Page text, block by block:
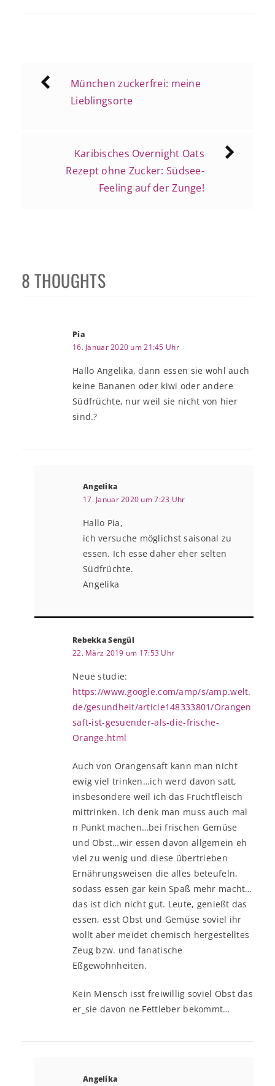
Beitragsnavigation
München zuckerfrei: meine
Lieblingsorte
Karibisches Overnight Oats
Rezept ohne Zucker: Südsee-
Feeling auf der Zunge!
8 THOUGHTS
Pia
16. Januar 2020 um 21:45 Uhr
Hallo Angelika, dann essen sie wohl auch
keine Bananen oder kiwi oder andere
Südfrüchte, nur weil sie nicht von hier
sind.?
Angelika
17. Januar 2020 um 7:23 Uhr
Hallo Pia,
ich versuche möglichst saisonal zu
essen. Ich esse daher eher selten
Südfrüchte.
Angelika
Rebekka Sengül
22. März 2019 um 17:53 Uhr
Neue studie:
https://www.google.com/amp/s/amp.welt.
de/gesundheit/article148333801/Orangen
saft-ist-gesuender-als-die-frische-
Orange.html
Auch von Orangensaft kann man nicht
ewig viel trinken…ich werd davon satt,
insbesondere weil ich das Fruchtfleisch
mittrinken. Ich denk man muss auch mal
n Punkt machen…bei frischen Gemüse
und Obst…wir essen davon allgemein eh
viel zu wenig und diese übertrieben
Ernährungsweisen die alles beteufeln,
sodass essen gar kein Spaß mehr macht…
das ist dich nicht gut. Leute, genießt das
essen, esst Obst und Gemüse soviel ihr
wollt aber meidet chemisch hergestelltes
Zeug bzw. und fanatische
Eßgewohnheiten.
Kein Mensch isst freiwillig soviel Obst das
er_sie davon ne Fettleber bekommt…
Angelika